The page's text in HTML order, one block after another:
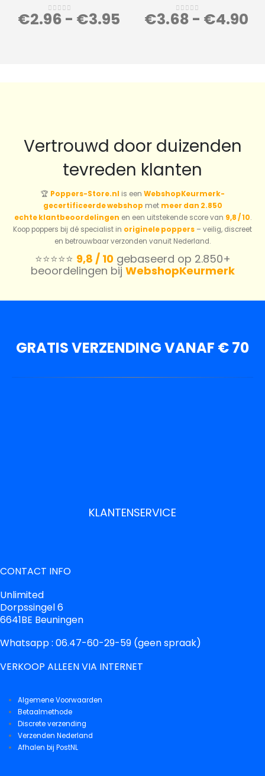
0 out of 5
€2.96 - €3.95 0 out of 5
€3.68 - €4.90
Vertrouwd door duizenden
tevreden klanten
🏆 Poppers-Store.nl is een WebshopKeurmerk-
gecertificeerde webshop met meer dan 2.850
echte klantbeoordelingen en een uitstekende score van 9,8 / 10.
Koop poppers bij dé specialist in originele poppers – veilig, discreet
en betrouwbaar verzonden vanuit Nederland.
⭐️⭐️⭐️⭐️⭐️ 9,8 / 10gebaseerd op 2.850+
beoordelingen bij WebshopKeurmerk
GRATIS VERZENDING VANAF € 70
KLANTENSERVICE
CONTACT INFO
Unlimited
Dorpssingel 6
6641BE Beuningen
Whatsapp : 06.47-60-29-59 (geen spraak)
VERKOOP ALLEEN VIA INTERNET
Algemene Voorwaarden
Betaalmethode
Discrete verzending
Verzenden Nederland
Afhalen bij PostNL